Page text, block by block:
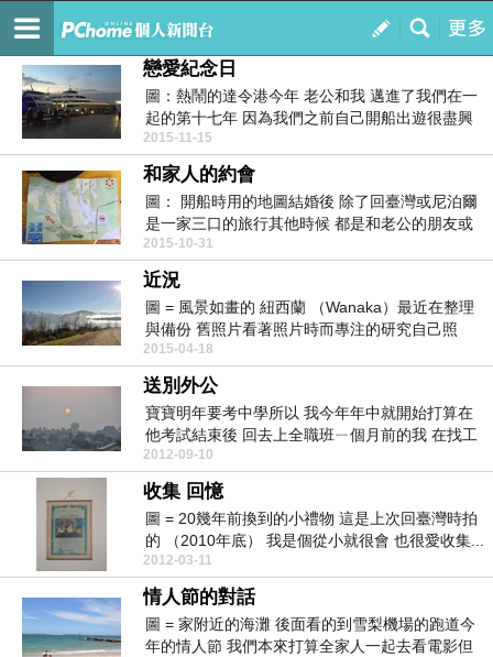
我的
訂閱
從這個角落看世界
戀愛紀念日
圖：熱鬧的達令港今年 老公和我 邁進了我們在一
起的第十七年 因為我們之前自己開船出遊很盡興
...
2015-11-15
和家人的約會
圖： 開船時用的地圖結婚後 除了回臺灣或尼泊爾
是一家三口的旅行其他時候 都是和老公的朋友或
親戚們一...
2015-10-31
近況
圖 = 風景如畫的 紐西蘭 （Wanaka）最近在整理
與備份 舊照片看著照片時而專注的研究自己照
片...
2015-04-18
送別外公
寶寶明年要考中學所以 我今年年中就開始打算在
他考試結束後 回去上全職班ㄧ個月前的我 在找工
作跟應徵的...
2012-09-10
收集 回憶
圖 = 20幾年前換到的小禮物 這是上次回臺灣時拍
的 （2010年底） 我是個從小就很會 也很愛收集...
2012-03-11
情人節的對話
圖 = 家附近的海灘 後面看的到雪梨機場的跑道今
年的情人節 我們本來打算全家人一起去看電影但